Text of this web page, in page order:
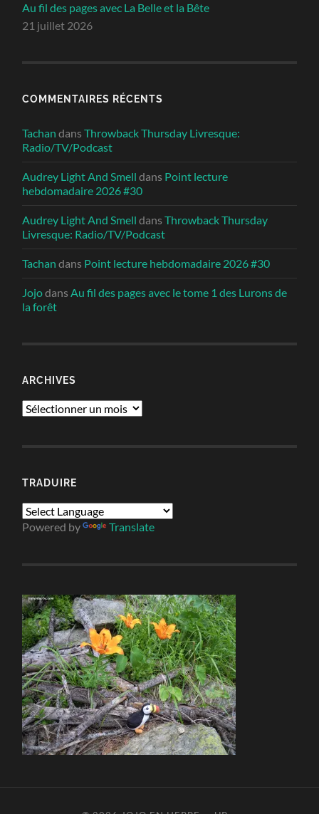
Au fil des pages avec La Belle et la Bête
21 juillet 2026
COMMENTAIRES RÉCENTS
Tachan dansThrowback Thursday Livresque:
Radio/TV/Podcast
Audrey Light And Smell dans Point lecture
hebdomadaire 2026 #30
Audrey Light And Smell dansThrowback Thursday
Livresque: Radio/TV/Podcast
Tachan dans Point lecture hebdomadaire 2026 #30
JojodansAu fil des pages avec le tome 1 des Lurons de
la forêt
ARCHIVES
Archives
TRADUIRE
Powered by Translate